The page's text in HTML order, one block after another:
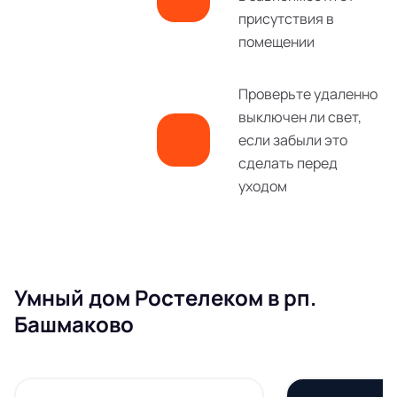
присутствия в
помещении
Проверьте удаленно
выключен ли свет,
если забыли это
сделать перед
уходом
Умный дом Ростелеком в рп.
Башмаково